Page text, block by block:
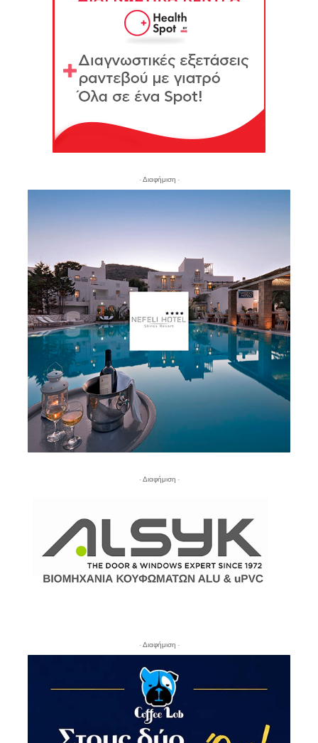
- Διαφήμιση -
- Διαφήμιση -
- Διαφήμιση -